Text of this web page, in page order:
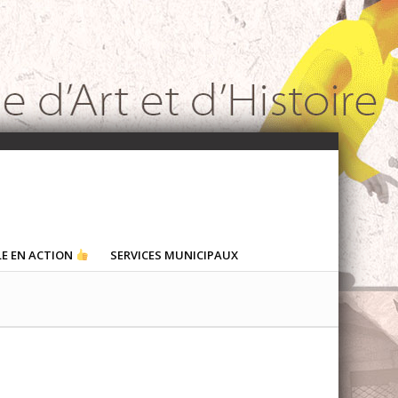
EN ACTION SERVICES MUNICIPAUX